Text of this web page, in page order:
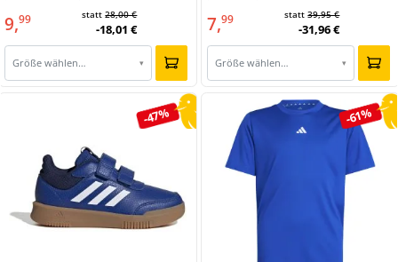
9,99 statt28,00 €
-18,01 €
Größe wählen… ▾
7,99 statt39,95 €
-31,96 €
Größe wählen… ▾
-47% -61%